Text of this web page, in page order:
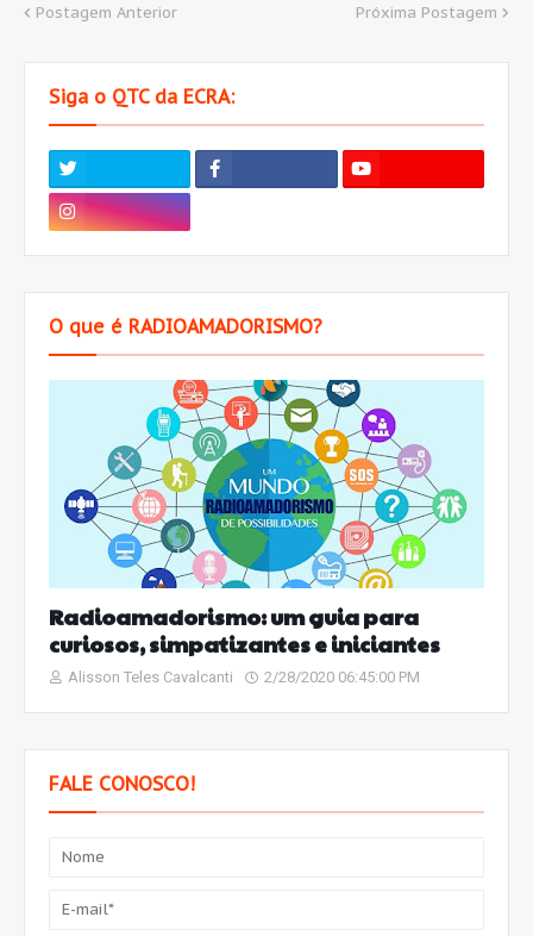
Postagem Anterior Próxima Postagem
Siga o QTC da ECRA:
O que é RADIOAMADORISMO?
Radioamadorismo: um guia para
curiosos, simpatizantes e iniciantes
Alisson Teles Cavalcanti 2/28/2020 06:45:00 PM
FALE CONOSCO!